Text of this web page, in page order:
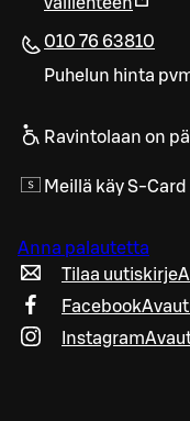
010 76 63810
Puhelun hinta
Ravintolaan on
Meillä käy S-Card
Anna palautetta
Tilaa uutiskirje
Facebook
Instagram